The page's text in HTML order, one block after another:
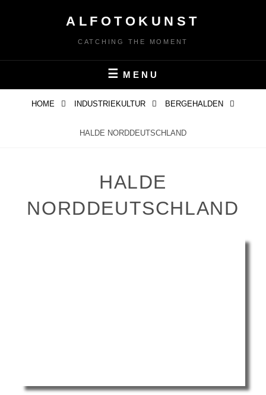
ALFOTOKUNST
CATCHING THE MOMENT
MENU
HOME INDUSTRIEKULTUR BERGEHALDEN
HALDE NORDDEUTSCHLAND
HALDE
NORDDEUTSCHLAND